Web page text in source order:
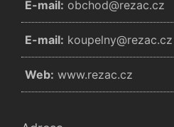
E-mail: zc.cazer@dohcbo
E-mail: zc.cazer@ynlepuok
Web: www.rezac.cz